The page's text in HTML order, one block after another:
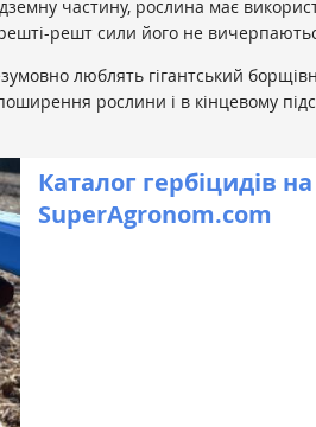
частину, рослина має
решт сили його не
люблять гігантський
рослини і в кінцевому
Каталог гербіцидів на
SuperAgronom.com